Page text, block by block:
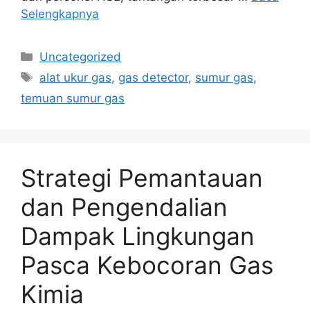
Selengkapnya
Uncategorized
alat ukur gas, gas detector, sumur gas,
temuan sumur gas
Strategi Pemantauan
dan Pengendalian
Dampak Lingkungan
Pasca Kebocoran Gas
Kimia